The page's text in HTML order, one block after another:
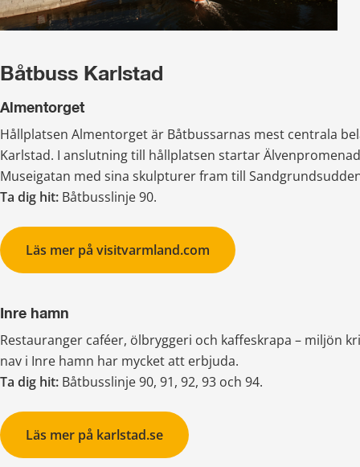
Båtbuss Karlstad
Almentorget
Hållplatsen Almentorget är Båtbussarnas mest centrala
Karlstad. I anslutning till hållplatsen startar
Museigatan med sina skulpturer fram till
Ta dig hit: Båtbusslinje 90.
Läs mer på visitvarmland.com
Inre hamn
Restauranger caféer, ölbryggeri och kaffeskrapa – miljön
nav i Inre hamn har mycket att erbjuda.
Ta dig hit: Båtbusslinje 90, 91, 92, 93 och 94.
Läs mer på karlstad.se